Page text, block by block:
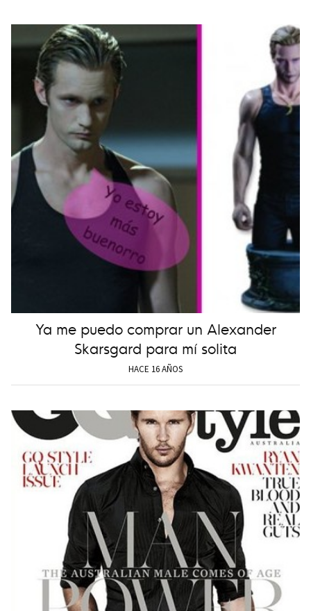
Ya me puedo comprar un Alexander
Skarsgard para mí solita
HACE 16 AÑOS